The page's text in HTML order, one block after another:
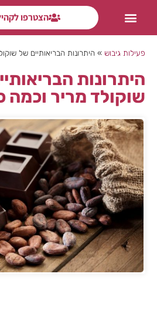
הצטרפו
פעילות גיבוש » היתרונות הבריאותיים של
היתרונות
שוקולד מריר וכמה